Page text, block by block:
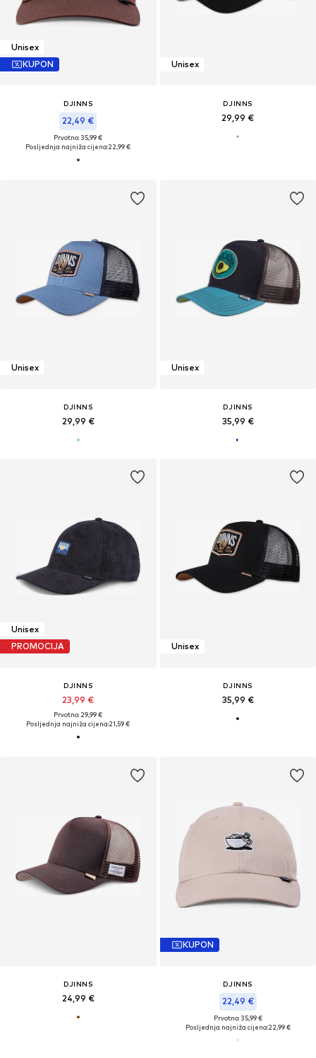
Unisex
KUPON
DJINNS
22,49 €
Prvotno: 35,99 €
Posljednja najniža cijena:22,99 €
Unisex
DJINNS
29,99 €
Unisex
DJINNS
29,99 €
Unisex
DJINNS
35,99 €
Unisex
PROMOCIJA
DJINNS
23,99 €
Prvotno: 29,99 €
Posljednja najniža cijena:21,59 €
Unisex
DJINNS
35,99 €
DJINNS
24,99 €
KUPON
DJINNS
22,49 €
Prvotno: 35,99 €
Posljednja najniža cijena:22,99 €